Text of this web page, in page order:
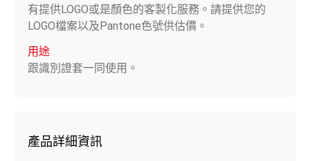
有提供LOGO或是顏色的客製化服務。請提供您的
LOGO檔案以及Pantone色號供估價。
用途
跟識別證套一同使用。
產品詳細資訊